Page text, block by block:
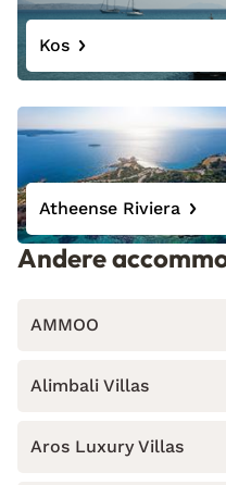
Kos
Atheense Riviera
Andere
AMMOO
Alimbali Villas
Aros Luxury Villas